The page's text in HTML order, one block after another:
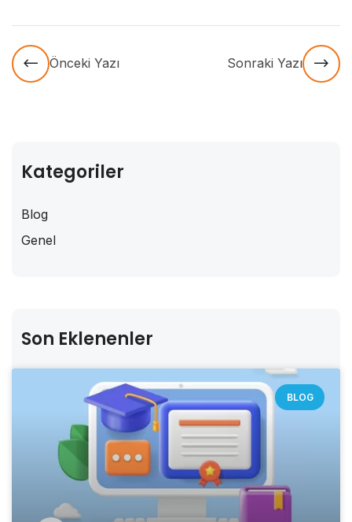
Önceki Yazı Sonraki Yazı
Kategoriler
Blog
Genel
Son Eklenenler
BLOG